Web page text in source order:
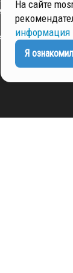
ИНФОРМАЦИЯ
На сайте
информация
Я